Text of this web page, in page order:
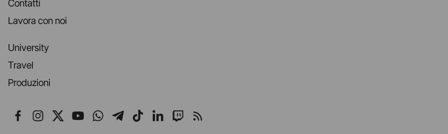
Contatti
Lavora con noi
University
Travel
Produzioni
Seguici su Facebook
Seguici su Instagram
Seguici su X
Seguici su YouTube
Seguici su WhatsApp
Seguici su Telegram
Seguici su TikTok
Seguici su LinkedIn
Seguici su Twitch
Seguici su Rss